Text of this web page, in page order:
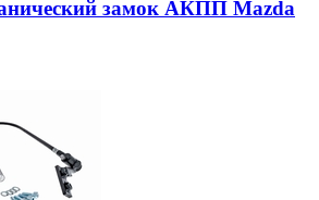
замок АКПП Mazda